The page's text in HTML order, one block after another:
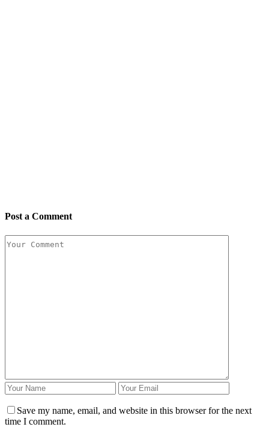
Post a Comment
Save my name, email, and website in this browser for the next
time I comment.